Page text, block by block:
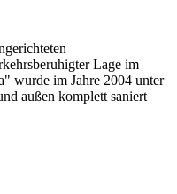
Lage im
wurde im Jahre 2004 unter
außen komplett saniert